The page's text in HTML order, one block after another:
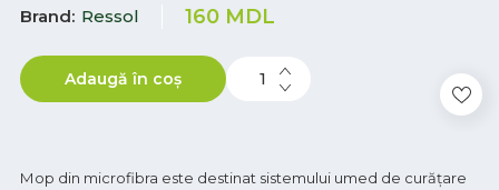
Brand Ressol 160 MDL
Adaugă în coș
Мop din microfibra este destinat sistemului umed de curățare